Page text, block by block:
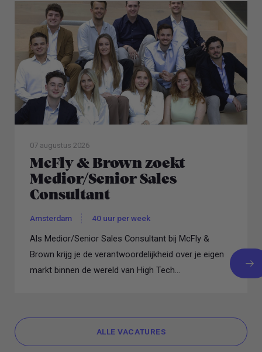
07 augustus 2026
McFly & Brown zoekt
Medior/Senior Sales
Consultant
Amsterdam 40 uur per week
Als Medior/Senior Sales Consultant bij McFly &
Brown krijg je de verantwoordelijkheid over je eigen
markt binnen de wereld van High Tech...
ALLE VACATURES